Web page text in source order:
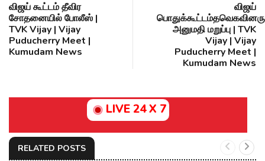
விஜய் கூட்டம் தீவிர
சோதனையில் போலீஸ் |
TVK Vijay | Vijay
Puducherry Meet |
Kumudam News
விஜய்
அனுமதி மறுப்பு | TVK
Vijay | Vijay
Puducherry Meet |
Kumudam News
LIVE 24 X 7
RELATED POSTS